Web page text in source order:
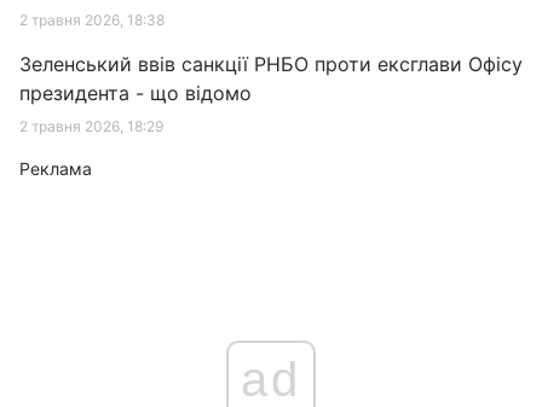
2 травня 2026, 18:38
Зеленський ввів санкції РНБО проти ексглави Офісу
президента - що відомо
2 травня 2026, 18:29
Реклама
ad